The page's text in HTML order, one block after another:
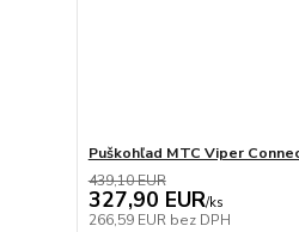
Puškohľad MTC Viper
439,10 EUR
327,90 EUR/ks
266,59 EUR bez DPH